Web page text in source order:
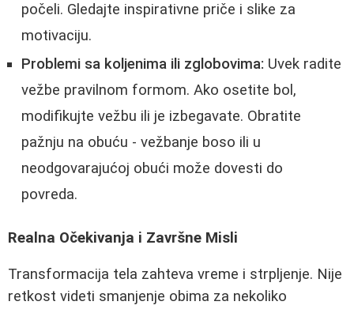
počeli. Gledajte inspirativne priče i slike za
motivaciju.
Problemi sa koljenima ili zglobovima: Uvek radite
vežbe pravilnom formom. Ako osetite bol,
modifikujte vežbu ili je izbegavate. Obratite
pažnju na obuću - vežbanje boso ili u
neodgovarajućoj obući može dovesti do
povreda.
Realna Očekivanja i Završne Misli
Transformacija tela zahteva vreme i strpljenje. Nije
retkost videti smanjenje obima za nekoliko